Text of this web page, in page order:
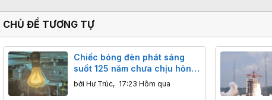
CHỦ ĐỀ TƯƠNG TỰ
Chiếc bóng đèn phát sáng
suốt 125 năm chưa chịu hỏng:
Độ bền khiến công nghệ hiện
đại cũng phải ngả nón
bởi Hư Trúc, 17:23 Hôm qua